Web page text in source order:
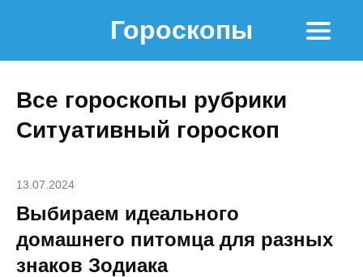
Гороскопы
Все гороскопы рубрики
Ситуативный гороскоп
13.07.2024
Выбираем идеального
домашнего питомца для разных
знаков Зодиака